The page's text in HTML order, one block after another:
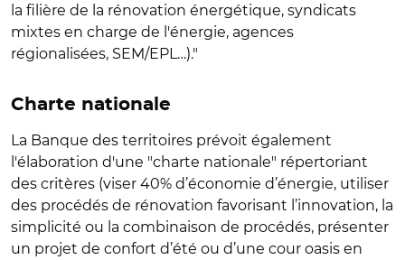
la filière de la rénovation énergétique, syndicats
mixtes en charge de l'énergie, agences
régionalisées, SEM/EPL…)."
Charte nationale
La Banque des territoires prévoit également
l'élaboration d'une "charte nationale" répertoriant
des critères (viser 40% d’économie d’énergie, utiliser
des procédés de rénovation favorisant l’innovation, la
simplicité ou la combinaison de procédés, présenter
un projet de confort d’été ou d’une cour oasis en